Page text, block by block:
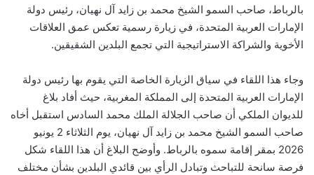
بالرباط، صاحب السمو الشيخ محمد بن زايد آل نهيان، رئيس دولة
الإمارات العربية المتحدة، في زيارة رسمية تعكس عمق العلاقات
الأخوية والشراكة الاستراتيجية التي تجمع البلدين الشقيقين.
وجاء هذا اللقاء في سياق الزيارة الخاصة التي يقوم بها رئيس دولة
الإمارات العربية المتحدة إلى المملكة المغربية، حيث أفاد بلاغ
للديوان الملكي أن صاحب الجلالة الملك محمد السادس استقبل أخاه
صاحب السمو الشيخ محمد بن زايد آل نهيان، يوم الثلاثاء 2 يونيو
2026 بمقر إقامة سموه بالرباط. وأوضح البلاغ أن هذا اللقاء شكل
فرصة سانحة للتباحث وتبادل الرأي بين قائدي البلدين بشأن مختلف